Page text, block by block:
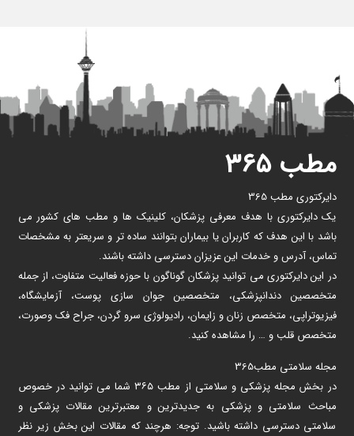
مطب ۳۶۵
دایرکتوری مطب 365
یک دایرکتوری با هدف معرفی پزشکان، کلینیک ها و مطب های کشور می
باشد با این هدف که کاربران یا بیماران بتوانند ساده تر و سریعتر به مشخصات
تماس، آدرس و خدمات این عزیزان دسترسی داشته باشند.
در این دایرکتوری می توانید پزشکان گوناگون با حوزه فعالیت متفاوت، از جمله
متخصصین دندانپزشکی، متخصصین جوان سازی پوست، آزمایشگاه،
فیزیوتراپی، متخصص زنان و زایمان، رادیولوژی سرو گردن، جراح فک وصورت،
متخصص قلب و … را مشاهده کنید.
مجله سلامتی مطب365
در بخش مجله پزشکی و سلامتی از مطب ۳۶۵ شما می توانید در خصوص
مباحث سلامتی و پزشکی به جدیدترین و معتبرترین مقالات پزشکی و
سلامتی دسترسی داشته باشید. توجه: هرچند که مقالات این بخش زیر نظر